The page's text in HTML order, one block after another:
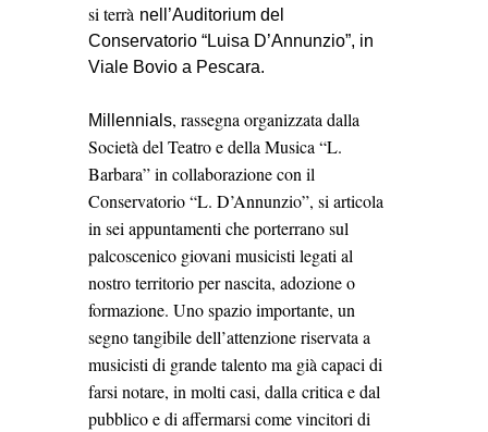
si terrà nell’Auditorium del
Conservatorio “Luisa D’Annunzio”, in
Viale Bovio a Pescara.
Millennials, rassegna organizzata dalla
Società del Teatro e della Musica “L.
Barbara” in collaborazione con il
Conservatorio “L. D’Annunzio”, si articola
in sei appuntamenti che porterrano sul
palcoscenico giovani musicisti legati al
nostro territorio per nascita, adozione o
formazione. Uno spazio importante, un
segno tangibile dell’attenzione riservata a
musicisti di grande talento ma già capaci di
farsi notare, in molti casi, dalla critica e dal
pubblico e di affermarsi come vincitori di